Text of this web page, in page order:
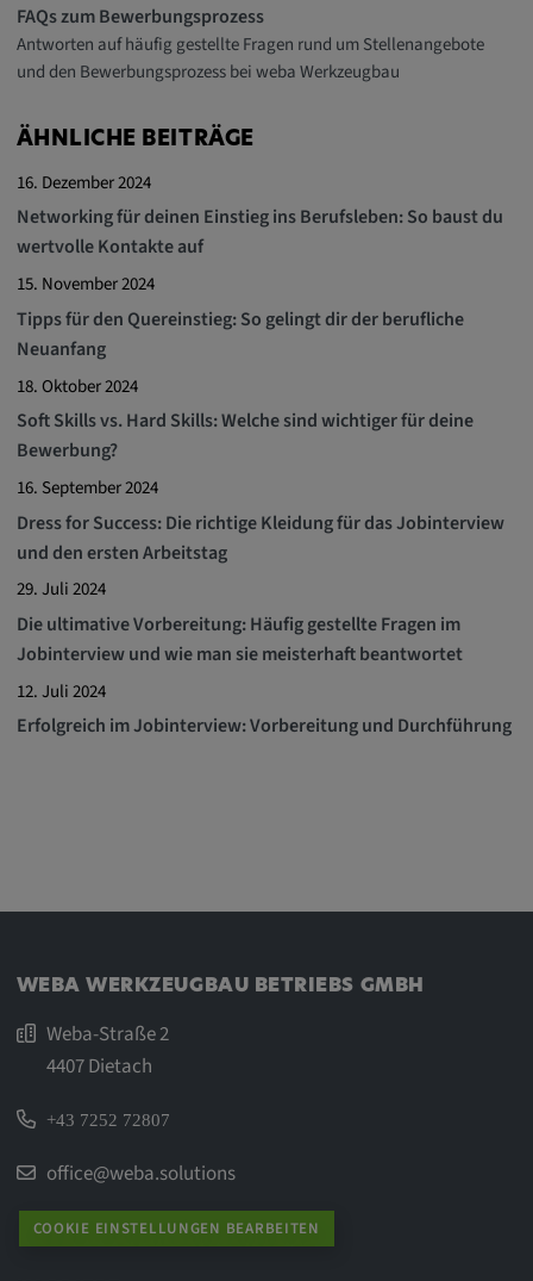
FAQs zum Bewerbungsprozess
Antworten auf häufig gestellte Fragen rund um Stellenangebote
und den Bewerbungsprozess bei weba Werkzeugbau
ÄHNLICHE BEITRÄGE
16. Dezember 2024
Networking für deinen Einstieg ins Berufsleben: So baust du
wertvolle Kontakte auf
15. November 2024
Tipps für den Quereinstieg: So gelingt dir der berufliche
Neuanfang
18. Oktober 2024
Soft Skills vs. Hard Skills: Welche sind wichtiger für deine
Bewerbung?
16. September 2024
Dress for Success: Die richtige Kleidung für das Jobinterview
und den ersten Arbeitstag
29. Juli 2024
Die ultimative Vorbereitung: Häufig gestellte Fragen im
Jobinterview und wie man sie meisterhaft beantwortet
12. Juli 2024
Erfolgreich im Jobinterview: Vorbereitung und Durchführung
WEBA WERKZEUGBAU BETRIEBS GMBH
Weba-Straße 2
4407 Dietach
+43 7252 72807
office@weba.solutions
COOKIE EINSTELLUNGEN BEARBEITEN